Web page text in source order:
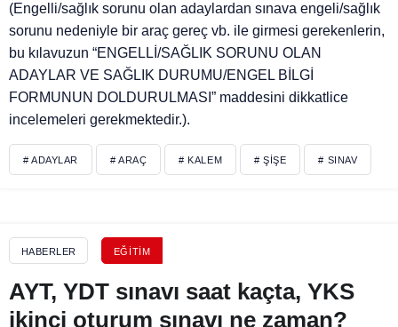
(Engelli/sağlık sorunu olan adaylardan sınava engeli/sağlık
sorunu nedeniyle bir araç gereç vb. ile girmesi gerekenlerin,
bu kılavuzun “ENGELLİ/SAĞLIK SORUNU OLAN
ADAYLAR VE SAĞLIK DURUMU/ENGEL BİLGİ
FORMUNUN DOLDURULMASI” maddesini dikkatlice
incelemeleri gerekmektedir.).
# ADAYLAR # ARAÇ # KALEM # ŞIŞE # SINAV
HABERLER EĞITIM
AYT, YDT sınavı saat kaçta, YKS
ikinci oturum sınavı ne zaman?